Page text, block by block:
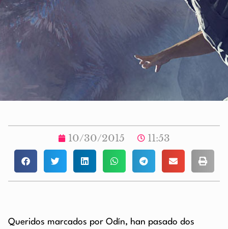
10/30/2015 11:53
Queridos marcados por Odín, han pasado dos